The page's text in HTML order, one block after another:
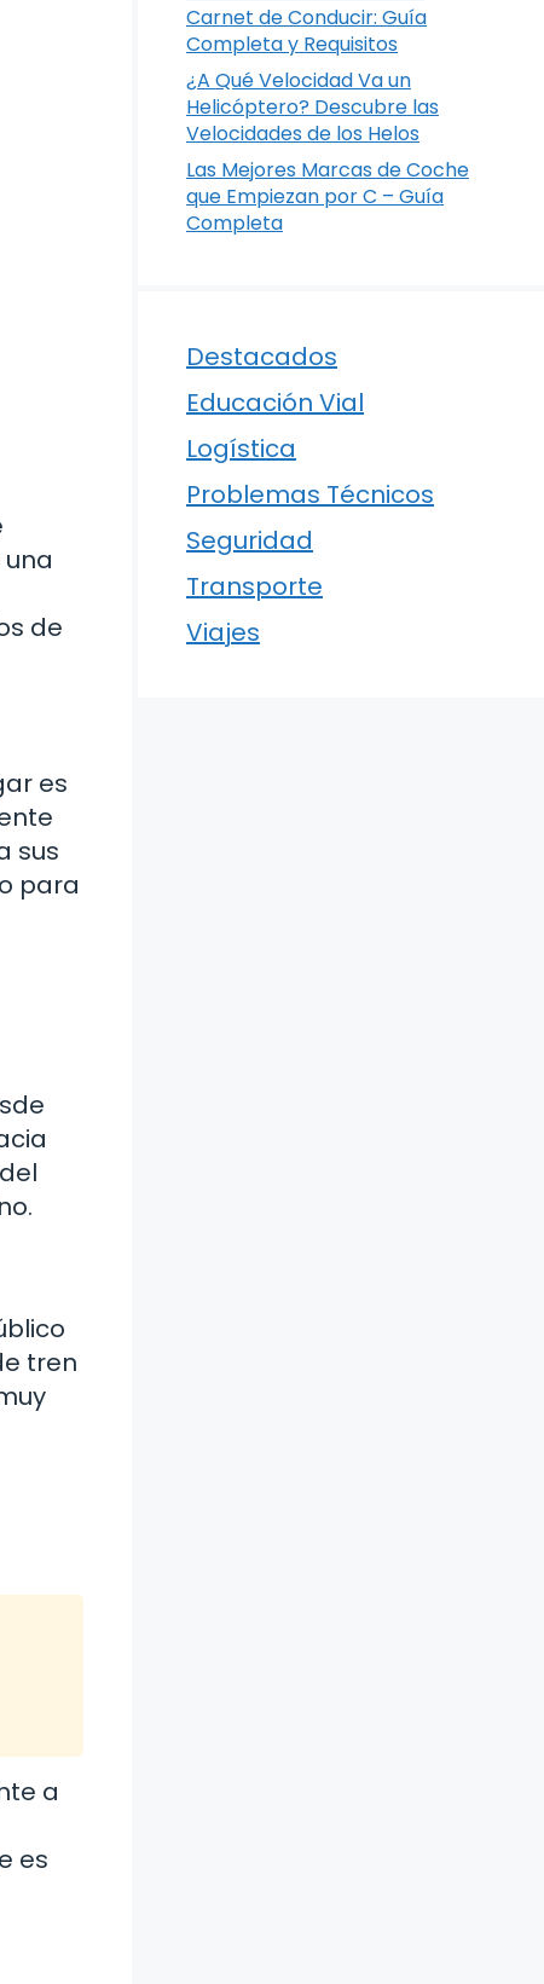
de
es
sus
para
tren
a
es
Carnet de Conducir: Guía
Completa y Requisitos
¿A Qué Velocidad Va un
Helicóptero? Descubre las
Velocidades de los Helos
Las Mejores Marcas de Coche
que Empiezan por C – Guía
Completa
Destacados
Educación Vial
Logística
Problemas Técnicos
Seguridad
Transporte
Viajes